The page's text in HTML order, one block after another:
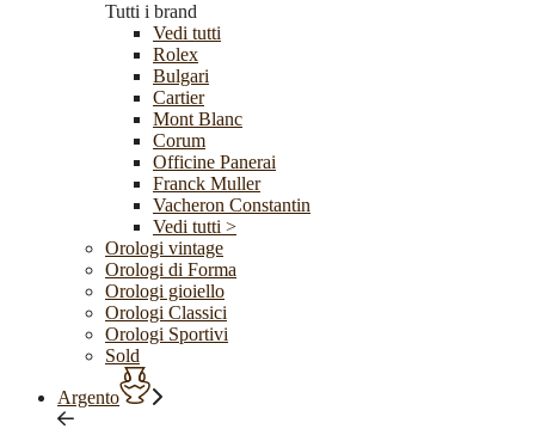
Tutti i brand
Vedi tutti
Rolex
Bulgari
Cartier
Mont Blanc
Corum
Officine Panerai
Franck Muller
Vacheron Constantin
Vedi tutti >
Orologi vintage
Orologi di Forma
Orologi gioiello
Orologi Classici
Orologi Sportivi
Sold
Argento